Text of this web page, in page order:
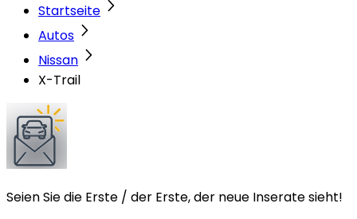
Startseite
Autos
Nissan
X-Trail
Seien Sie die Erste / der Erste, der neue Inserate sieht!